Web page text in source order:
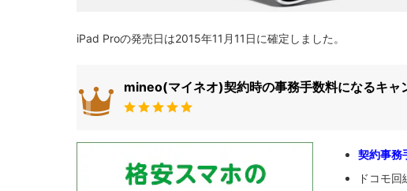
iPad Proの発売日は2015年11月11日に確定しました。
mineo(マイネオ)契約時の事務手数料になるキャ
契約事務
ドコモ